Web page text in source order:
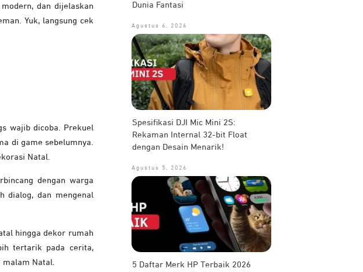
dan dijelaskan
Yuk, langsung cek
wajib dicoba. Prekuel
di game sebelumnya.
Natal.
dengan warga
dialog, dan mengenal
hingga dekor rumah
tertarik pada cerita,
malam Natal.
Dunia Fantasi
Agustus 6, 2026
Spesifikasi DJI Mic Mini 2S:
Rekaman Internal 32-bit Float
dengan Desain Menarik!
Agustus 5, 2026
5 Daftar Merk HP Terbaik 2026